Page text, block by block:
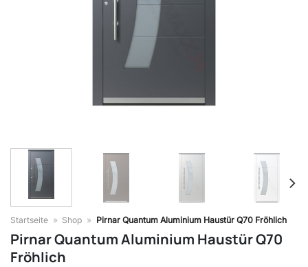
Startseite » Shop » Pirnar Quantum Aluminium Haustür Q70 Fröhlich
Pirnar Quantum Aluminium Haustür Q70
Fröhlich